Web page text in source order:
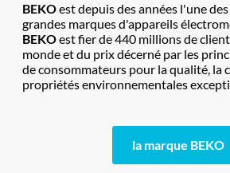
BEKOest depuis des années l'une
grandes marques d'appareils
BEKOest fier de 440 millions de
monde et du prix décerné par les
de consommateurs pour la qualité, la
propriétés environnementales
la marque BEKO